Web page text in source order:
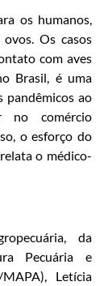
os humanos,
Os casos
com aves
Brasil, é uma
pandêmicos ao
no comércio
o esforço do
o médico-
da
Pecuária e
Letícia